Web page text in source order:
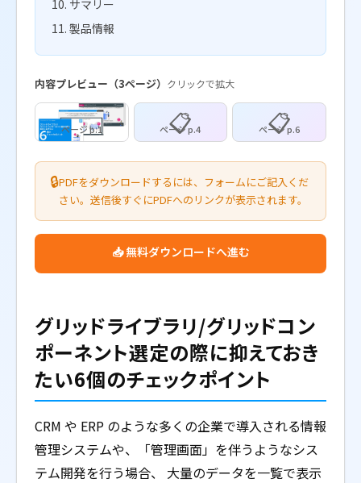
サマリー
製品情報
内容プレビュー（3ページ） クリックで拡大
📋 📋
🔒PDFをダウンロードするには、フォームにご記入くだ
さい。送信後すぐにPDFへのリンクが表示されます。
📥 無料ダウンロードへ進む
グリッドライブラリ/グリッドコン
ポーネント選定の際に抑えておき
たい6個のチェックポイント
CRM や ERP のような多くの企業で導入される情報
管理システムや、「管理画面」を伴うようなシス
テム開発を行う場合、 大量のデータを一覧で表示